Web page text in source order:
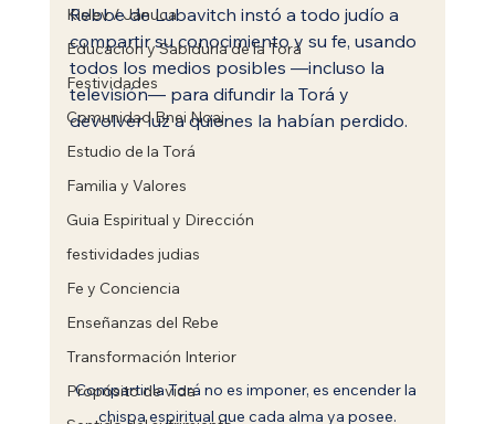
Kislev / Jánuca
Educación y Sabiduría de la Torá
Festividades
Comunidad Bnei Noaj
Estudio de la Torá
Familia y Valores
Guia Espiritual y Dirección
festividades judias
Fe y Conciencia
Enseñanzas del Rebe
Transformación Interior
Propósito de vida
Rebbe de Lubavitch instó a todo judío a
compartir su conocimiento y su fe, usando
todos los medios posibles —incluso la
televisión— para difundir la Torá y
devolver luz a quienes la habían perdido.
Compartir la Torá no es imponer, es encender la
chispa espiritual que cada alma ya posee.